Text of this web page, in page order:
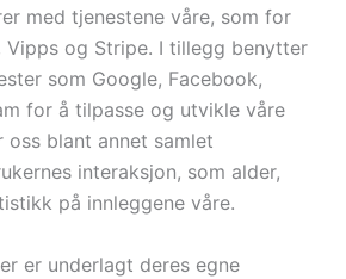
med tjenestene våre, som for
Vipps og Stripe. I tillegg benytter
som Google, Facebook,
for å tilpasse og utvikle våre
oss blant annet samlet
interaksjon, som alder,
på innleggene våre.
er underlagt deres egne